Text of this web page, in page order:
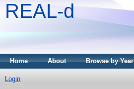
REAL-d
Home About Browse by Year
Login